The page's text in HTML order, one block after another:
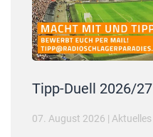
Tipp-Duell 2026/27
07. August 2026 | Aktuelles